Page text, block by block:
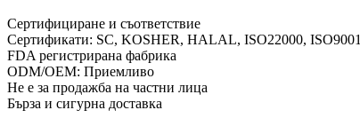
Сертифициране и съответствие
Сертификати: SC, KOSHER, HALAL, ISO22000, ISO9001
FDA регистрирана фабрика
ODM/OEM: Приемливо
Не е за продажба на частни лица
Бърза и сигурна доставка